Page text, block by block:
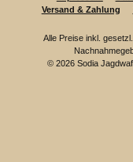
Versand & Zahlung
Alle Preise inkl.
© 2026 Sodia